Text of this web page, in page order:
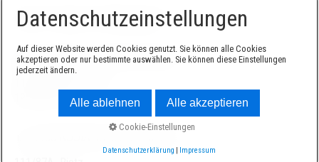
danach 1teilig brit. Währungsskala
gegen Ende (bis 1973) ohne W.skala
Datenschutzeinstellungen
Auf dieser Website werden Cookies genutzt. Sie können alle Cookies
akzeptieren oder nur bestimmte auswählen. Sie können diese Einstellungen
jederzeit ändern.
Alle ablehnen Alle akzeptieren
Cookie-Einstellungen
Datenschutzerklärung | Impressum